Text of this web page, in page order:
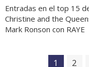
Entradas en el top 15
Christine and the
Mark Ronson con RAYE
1 2